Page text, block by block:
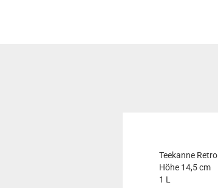
Teekanne Retro
Höhe 14,5 cm
1 L